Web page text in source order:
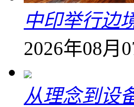
中印举行边
2026年08月
从理念到设